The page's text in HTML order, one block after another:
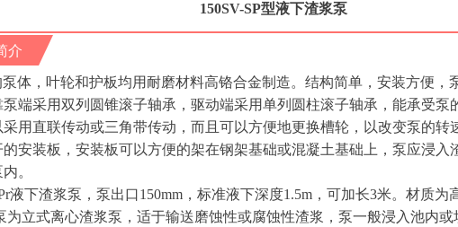
150SV-SP型液下渣浆泵
介
泵体，叶轮和护板均用耐磨材料高铬合金制造。结构简单，安装方便
端采用双列圆锥滚子轴承，驱动端采用单列圆柱滚子轴承，能承受泵
用直联传动或三角带传动，而且可以方便地更换槽轮，以改变泵的转
安装板，安装板可以方便的架在钢架基础或混凝土基础上，泵应浸入
。
液下渣浆泵，泵出口150mm，标准液下深度1.5m，可加长3米。材质
为立式离心渣浆泵，适于输送磨蚀性或腐蚀性渣浆，泵一般浸入池内